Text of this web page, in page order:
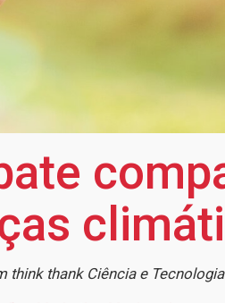
think thank Ciência e Tecnologia